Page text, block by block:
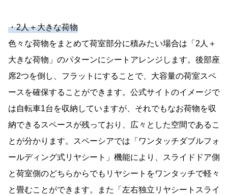
・2人＋大きな荷物
色々な荷物をまとめて荷室部分に積みたい場合は「2人＋
大きな荷物」のパターンにシートアレンジします。後部座
席2つを倒し、フラットにすることで、大容量の荷室スペ
ースを確保することができます。公式サイトのイメージで
は自転車1台を収納していますが、それでもなお荷物を収
納できるスペースが残っており、広々とした空間であるこ
とが分かります。スペーシアでは「ワンタッチダブルフォ
ールディング式リヤシート」機能により、スライドドア側
と荷室側のどちらからでもリヤシートをワンタッチで軽々
と畳むことができます。また「左右独立リヤシートスライ